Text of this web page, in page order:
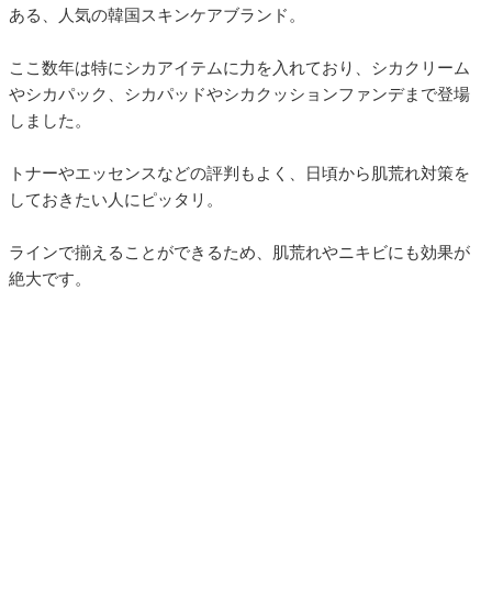
ある、人気の韓国スキンケアブランド。
ここ数年は特にシカアイテムに力を入れており、シカクリーム
やシカパック、シカパッドやシカクッションファンデまで登場
しました。
トナーやエッセンスなどの評判もよく、日頃から肌荒れ対策を
しておきたい人にピッタリ。
ラインで揃えることができるため、肌荒れやニキビにも効果が
絶大です。